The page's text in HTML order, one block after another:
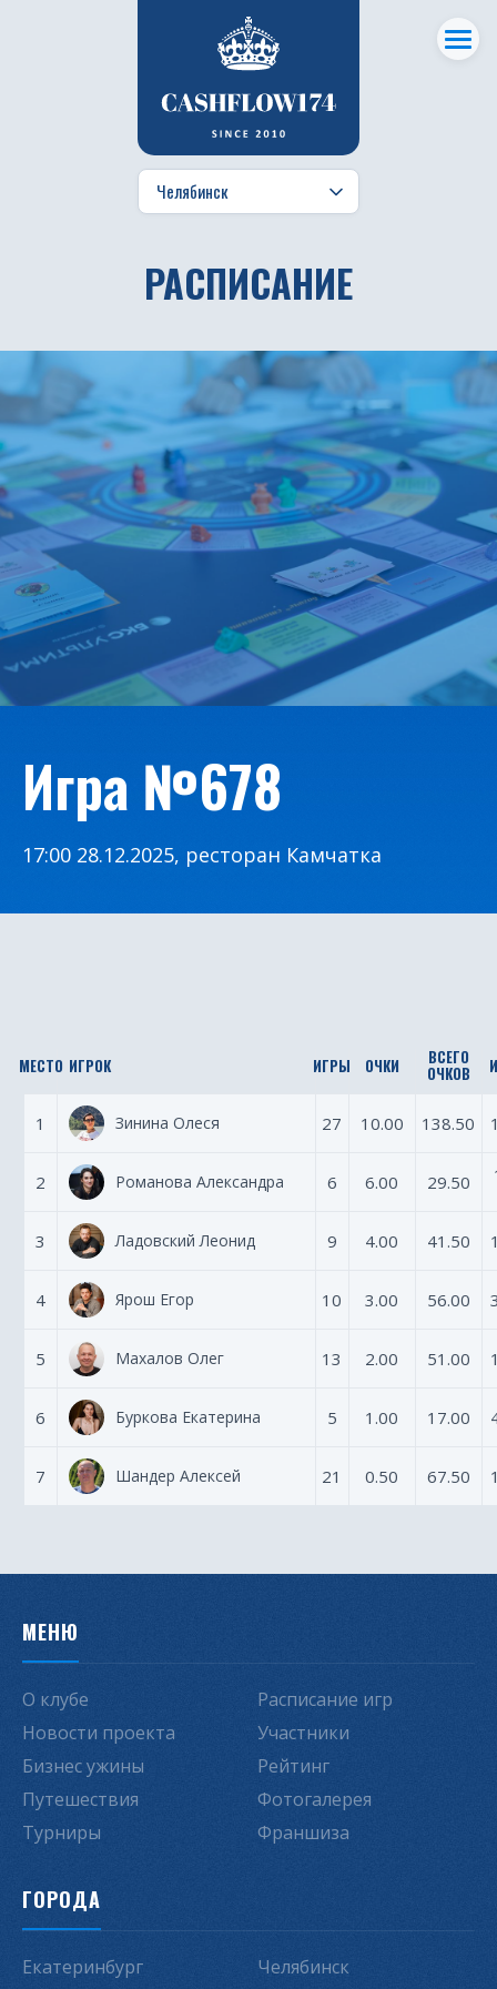
РАСПИСАНИЕ
Игра №678
17:00 28.12.2025, ресторан Камчатка
МЕСТО ИГРОК ИГРЫ ОЧКИ ВСЕГО
ОЧКОВ
1 Зинина Олеся 27 10.00 138.50
2 Романова Александра 6 6.00 29.50
3 Ладовский Леонид 9 4.00 41.50
4 Ярош Егор 10 3.00 56.00
5 Махалов Олег 13 2.00 51.00
6 Буркова Екатерина 5 1.00 17.00
7 Шандер Алексей 21 0.50 67.50
МЕНЮ
О клубе
Новости проекта
Бизнес ужины
Путешествия
Турниры
Расписание игр
Участники
Рейтинг
Фотогалерея
Франшиза
ГОРОДА
Екатеринбург
Челябинск